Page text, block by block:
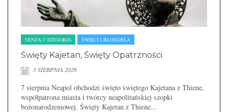
SENZA CATEGORIA ŚWIĘCI I BŁOGOSŁA
Święty Kajetan, Święty Opatrzności
3 SIERPNIA 2026
7 sierpnia Neapol obchodzi święto świętego Kajetana z Thiene,
współpatrona miasta i twórcy neapolitańskiej szopki
bożonarodzeniowej. Święty Kajetan z Thiene...